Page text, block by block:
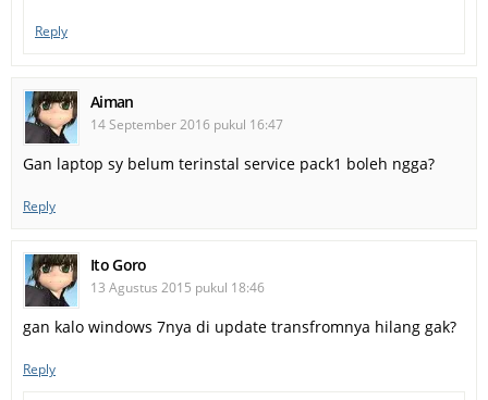
Reply
Aiman
14 September 2016 pukul 16:47
Gan laptop sy belum terinstal service pack1 boleh ngga?
Reply
Ito Goro
13 Agustus 2015 pukul 18:46
gan kalo windows 7nya di update transfromnya hilang gak?
Reply